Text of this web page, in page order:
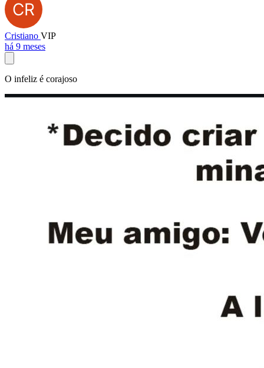
Cristiano VIP
há 9 meses
O infeliz é corajoso